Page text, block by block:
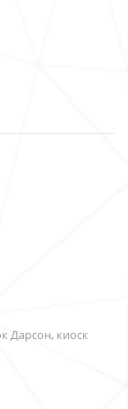
Дарсон, киоск